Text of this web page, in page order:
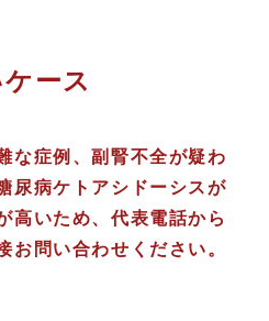
ース
な症例、副腎不全が疑わ
尿病ケトアシドーシスが
高いため、代表電話から
お問い合わせください。